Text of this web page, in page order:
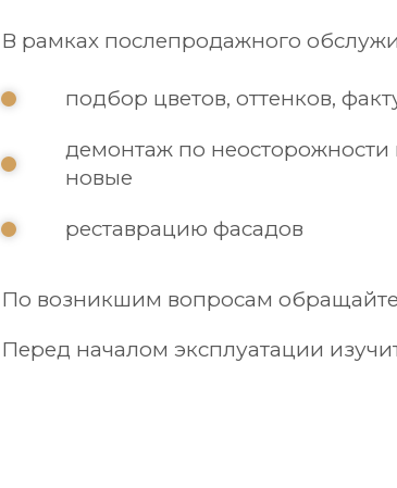
В рамках послепродажного
подбор цветов, оттенков,
демонтаж по
новые
реставрацию фасадов
По возникшим вопросам
Перед началом эксплуатации